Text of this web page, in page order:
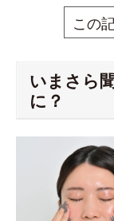
この
いまさら
に？